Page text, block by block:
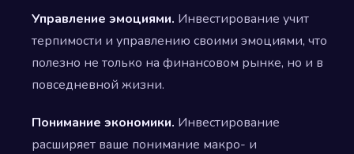
Управление эмоциями. Инвестирование учит
терпимости и управлению своими эмоциями, что
полезно не только на финансовом рынке, но и в
повседневной жизни.
Понимание экономики. Инвестирование
расширяет ваше понимание макро- и